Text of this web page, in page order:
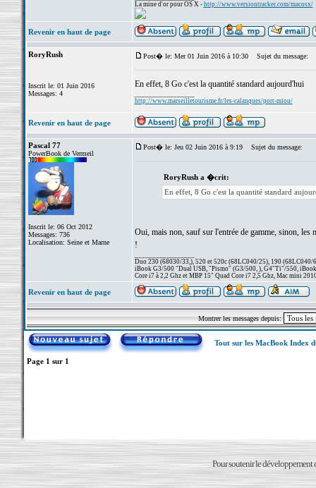
La mine d'or pour OS X - http://www.versiontracker.com/macosx/
Revenir en haut de page
RoryRush
Inscrit le: 01 Juin 2016
Messages: 4
Post� le: Mer 01 Juin 2016 à 10:30 Sujet du message:
En effet, 8 Go c'est la quantité standard aujourd'hui
http://www.marseilletourisme.fr/les-calanques/port-miou/
Revenir en haut de page
Pascal 77
PowerBook de Vermeil
Inscrit le: 06 Oct 2012
Messages: 736
Localisation: Seine et Marne
Post� le: Jeu 02 Juin 2016 à 9:19 Sujet du message:
RoryRush a �crit:
En effet, 8 Go c'est la quantité standard
Oui, mais non, sauf sur l'entrée de gamme, sinon, les
!
Duo 230 (68030/33,), 520 et 520c (68LC040/25), 190 (68LC040/
iBook G3/500 "Dual USB, "Pismo" (G3/500, ), G4"Ti"/550,
Core i7 à 2,2 Ghz et MBP 15" Quad Core i7 2,5 Ghz, Mac mini
Revenir en haut de page
Montrer les messages depuis:
Tout sur les MacBook Index
Page 1 sur 1
Pour soutenir le développement